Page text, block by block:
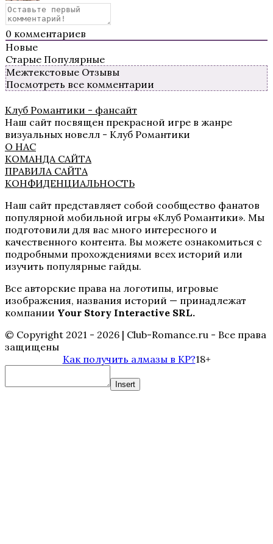
Секрет Небес 2
Роза Пустыни
0 комментариев
Новые
Старые Популярные
Межтекстовые Отзывы
Посмотреть все комментарии
Клуб Романтики - фансайт
Наш сайт посвящен прекрасной игре в жанре
визуальных новелл - Клуб Романтики
О НАС
КОМАНДА САЙТА
ПРАВИЛА САЙТА
КОНФИДЕНЦИАЛЬНОСТЬ
Наш сайт представляет собой сообщество фанатов
популярной мобильной игры «Клуб Романтики». Мы
подготовили для вас много интересного и
качественного контента. Вы можете ознакомиться с
подробными прохождениями всех историй или
изучить популярные гайды.
Все авторские права на логотипы, игровые
изображения, названия историй — принадлежат
компании Your Story Interactive SRL.
© Copyright 2021 - 2026 | Club-Romance.ru - Все права
защищены
Как получить алмазы в КР?18+
Insert